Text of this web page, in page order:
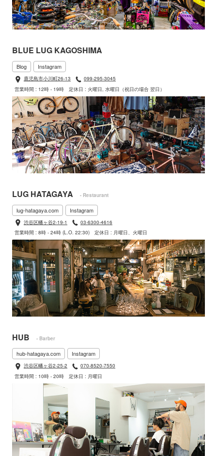
BLUE LUG KAGOSHIMA
Blog Instagram
鹿児島市小川町26-13
099-295-3045
営業時間 : 12時 - 19時
定休日 : 火曜日, 水曜日（祝日の場合 翌日）
LUG HATAGAYA - Restaurant
lug-hatagaya.com Instagram
渋谷区幡ヶ谷2-19-1
03-6300-4616
営業時間 : 8時 - 24時 (L.O. 22:30)
定休日 : 月曜日、火曜日
HUB - Barber
hub-hatagaya.com Instagram
渋谷区幡ヶ谷2-25-2
070-8520-7550
営業時間 : 10時 - 20時
定休日 : 月曜日